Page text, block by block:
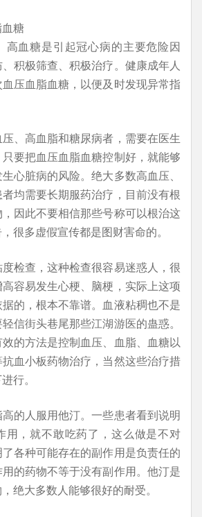
糖
高血糖是引起冠心病的主要危险因
积极筛查、积极治疗。健康成年人
压血脂血糖，以便及时发现异常指
、高血脂和糖尿病者，需要在医生
要把血压血脂血糖控制好，就能够
心脏病的风险。绝大多数高血压、
均需要长期服药治疗，目前没有根
因此不要相信那些号称可以根治这
很多虚假宣传都是图财害命的。
检查，这种检查很容易迷惑人，很
容易发生心梗、脑梗，实际上这项
的，根本不靠谱。血液粘稠也不是
信街头巷尾那些江湖游医的蛊惑。
的方法是控制血压、血脂、血糖以
血小板药物治疗，当然这些治疗措
行。
的人服用他汀。一些患者看到说明
用，就不敢吃药了，这么做是不对
各种可能存在的副作用是负责任的
的药物不等于没有副作用。他汀是
绝大多数人能够很好的耐受。